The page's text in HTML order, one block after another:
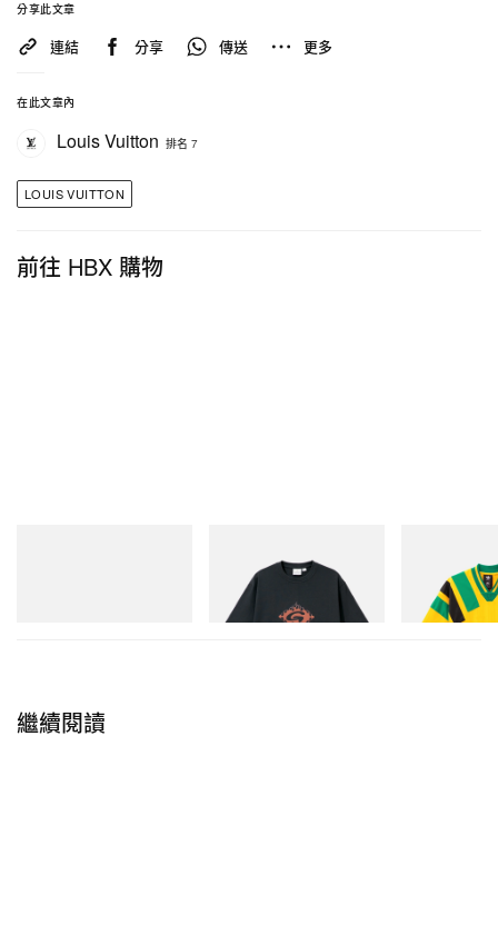
分享此文章
連結 分享 傳送 更多
在此文章內
Louis Vuitton 排名 7
LOUIS VUITTON
前往 HBX 購物
Flame Tee
立即購入
Adidas
Dead Disney
立即購入
繼續閱讀